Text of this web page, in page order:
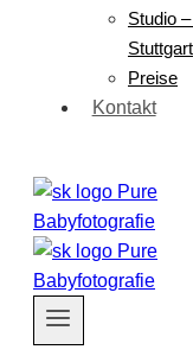
Studio
Stuttgart
Preise
Kontakt